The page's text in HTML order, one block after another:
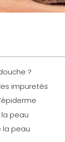
?
impuretés
la peau
la peau